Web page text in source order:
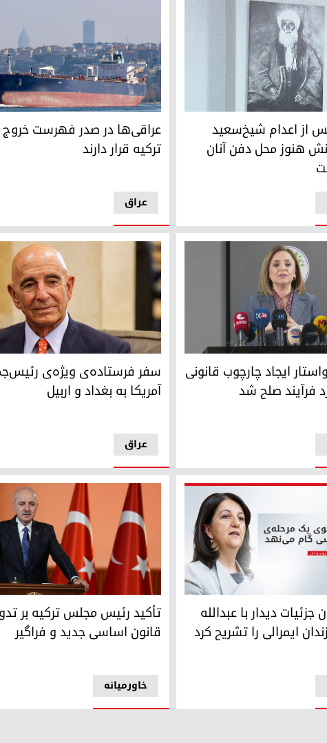
پس از اعدام شیخ‌سعید
هنوز محل دفن آنان
عراقی‌ها در صدر فهرست خروج از
عراق
عراقی‌ها در صدر فهرست خروج
ترکیه قرار دارند
ایجاد چارچوب قانونی برای پیش‌برد فرآیند صلح شد
ایجاد چارچوب قانونی
فرآیند صلح شد
تام بارک، فرستاده‌ی ویژه‌ی
عراق
سفر فرستاده‌ی ویژه‌ی
آمریکا به بغداد و اربیل
بارزانی با تجربه و بزرگ نیست
دیدار با عبدالله اوجالان در زندان ایمرالی را تشریح کرد
جزئیات دیدار با عبدالله
ایمرالی را تشریح کرد
نعمان قورتولموش، رئیس مجلس
خاورمیانه
تأکید رئیس مجلس ترکیه بر
قانون اساسی جدید و فراگیر